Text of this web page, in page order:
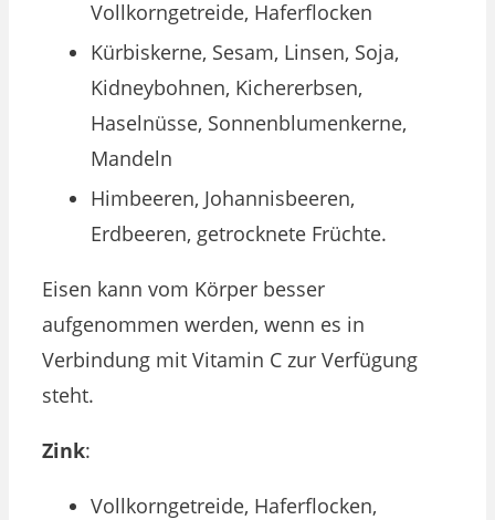
Vollkorngetreide, Haferflocken
Kürbiskerne, Sesam, Linsen, Soja,
Kidneybohnen, Kichererbsen,
Haselnüsse, Sonnenblumenkerne,
Mandeln
Himbeeren, Johannisbeeren,
Erdbeeren, getrocknete Früchte.
Eisen kann vom Körper besser
aufgenommen werden, wenn es in
Verbindung mit Vitamin C zur Verfügung
steht.
Zink:
Vollkorngetreide, Haferflocken,